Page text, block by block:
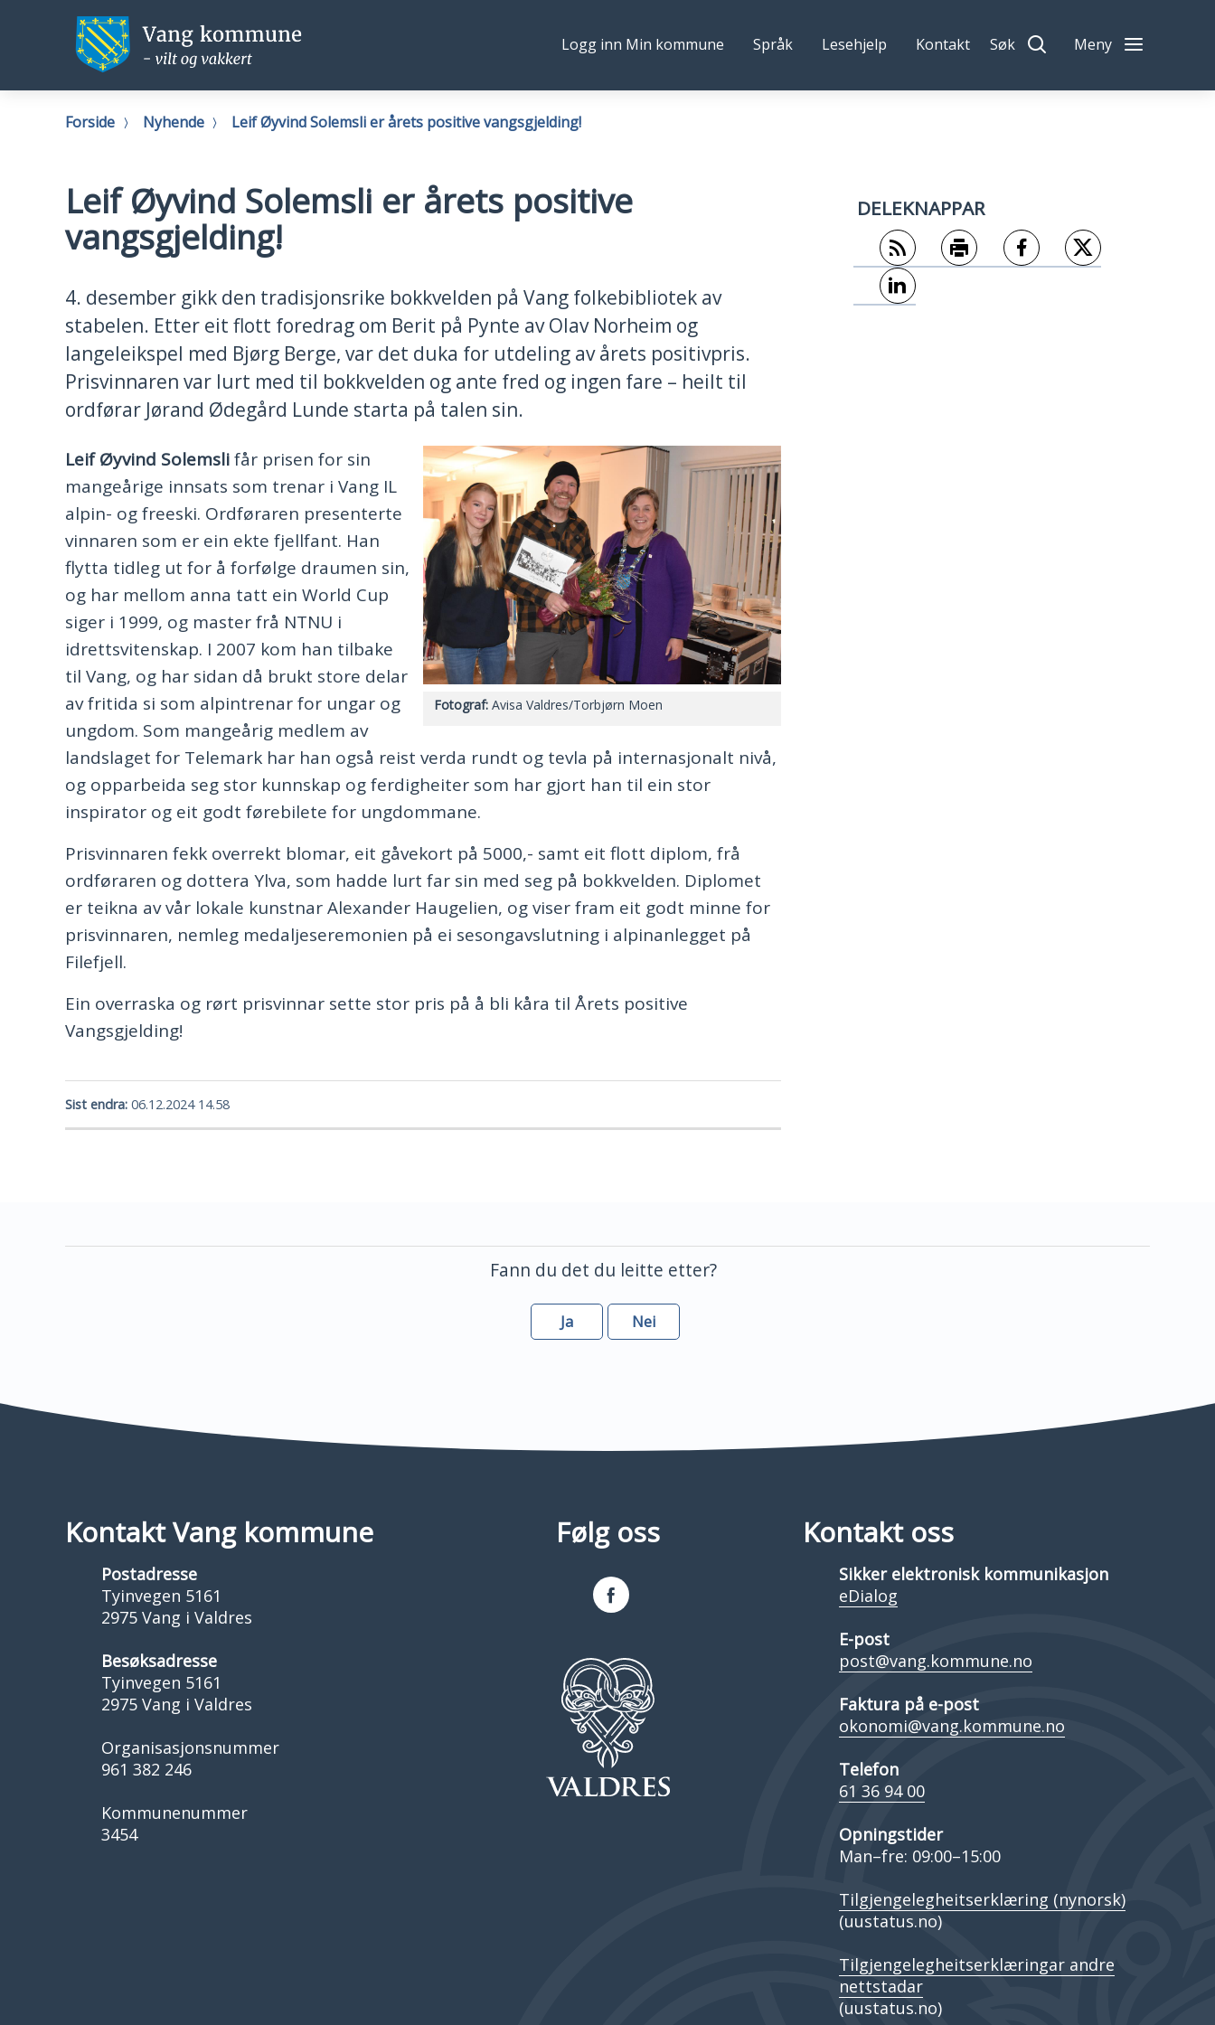
Vang
kommune
Vang
Følg
Logg inn Min kommune Språk Lesehjelp Kontakt Søk Meny
Du
Forside Nyhende Leif Øyvind Solemsli er årets positive vangsgjelding!
Leif Øyvind Solemsli er årets positive
vangsgjelding!
4. desember gikk den tradisjonsrike bokkvelden på Vang folkebibliotek av
stabelen. Etter eit flott foredrag om Berit på Pynte av Olav Norheim og
langeleikspel med Bjørg Berge, var det duka for utdeling av årets positivpris.
Prisvinnaren var lurt med til bokkvelden og ante fred og ingen fare – heilt til
ordførar Jørand Ødegård Lunde starta på talen sin.
Avisa Valdres/Torbjørn Moen
Leif Øyvind Solemslifår prisen for sin
mangeårige innsats som trenar i Vang IL
alpin- og freeski. Ordføraren presenterte
vinnaren som er ein ekte fjellfant. Han
flytta tidleg ut for å forfølge draumen sin,
og har mellom anna tatt ein World Cup
siger i 1999, og master frå NTNU i
idrettsvitenskap. I 2007 kom han tilbake
til Vang, og har sidan då brukt store delar
av fritida si som alpintrenar for ungar og
ungdom. Som mangeårig medlem av
landslaget for Telemark har han også reist verda rundt og tevla på internasjonalt nivå,
og opparbeida seg stor kunnskap og ferdigheiter som har gjort han til ein stor
inspirator og eit godt førebilete for ungdommane.
Prisvinnaren fekk overrekt blomar, eit gåvekort på 5000,- samt eit flott diplom, frå
ordføraren og dottera Ylva, som hadde lurt far sin med seg på bokkvelden. Diplomet
er teikna av vår lokale kunstnar Alexander Haugelien, og viser fram eit godt minne for
prisvinnaren, nemleg medaljeseremonien på ei sesongavslutning i alpinanlegget på
Filefjell.
Ein overraska og rørt prisvinnar sette stor pris på å bli kåra til Årets positive
Vangsgjelding!
Sist endra 06.12.2024 14.58
DELEKNAPPAR
Abonner på RSS
Fann du det du leitte etter?
Ja Nei
Kontakt Vang kommune
Postadresse
Tyinvegen 5161
2975 Vang i Valdres
Besøksadresse
Tyinvegen 5161
2975 Vang i Valdres
Organisasjonsnummer
961 382 246
Kommunenummer
3454
Følg oss
Facebook
Kontakt oss
Sikker elektronisk kommunikasjon
eDialog
E-post
post@vang.kommune.no
Faktura på e-post
okonomi@vang.kommune.no
Telefon
61 36 94 00
Opningstider
Man–fre: 09:00–15:00
Tilgjengelegheitserklæring (nynorsk)
(uustatus.no)
Tilgjengelegheitserklæringar andre
nettstadar
(uustatus.no)